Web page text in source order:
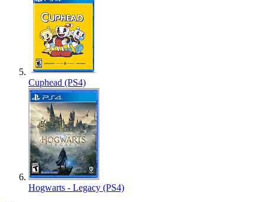
Cuphead (PS4)
Hogwarts - Legacy (PS4)